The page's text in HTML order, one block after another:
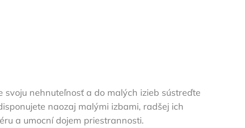
nehnuteľnosť a do malých izieb sústreďte
naozaj malými izbami, radšej ich
a umocní dojem priestrannosti.